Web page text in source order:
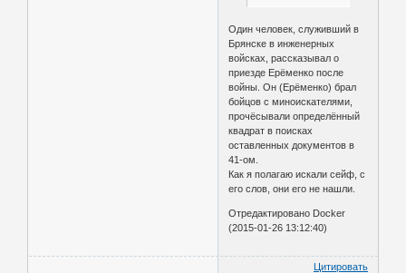
Один человек, служивший в
Брянске в инженерных
войсках, рассказывал о
приезде Ерёменко после
войны. Он (Ерёменко) брал
бойцов с миноискателями,
прочёсывали определённый
квадрат в поисках
оставленных документов в
41-ом.
Как я полагаю искали сейф, с
его слов, они его не нашли.
Отредактировано Docker
(2015-01-26 13:12:40)
Цитировать